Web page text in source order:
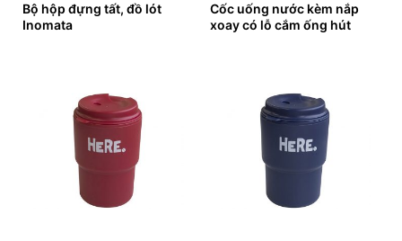
Bộ hộp đựng tất, đồ lót
Inomata
Cốc uống nước kèm nắp
xoay có lỗ cắm ống hút